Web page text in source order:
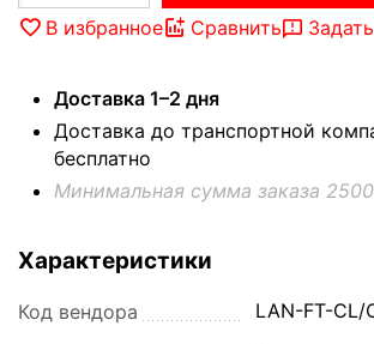
В избранное Сравнить
Доставка 1–2 дня
Доставка до транспортной
бесплатно
Минимальная сумма заказа
Характеристики
Код вендора LAN-FT-CL/